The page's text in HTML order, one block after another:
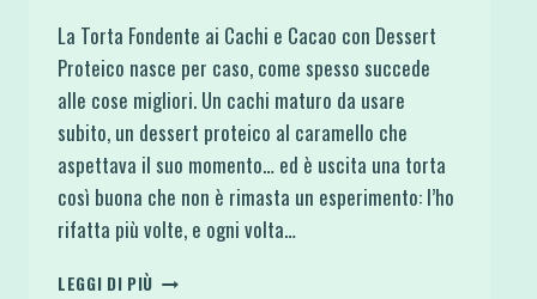
La Torta Fondente ai Cachi e Cacao con Dessert
Proteico nasce per caso, come spesso succede
alle cose migliori. Un cachi maturo da usare
subito, un dessert proteico al caramello che
aspettava il suo momento… ed è uscita una torta
così buona che non è rimasta un esperimento: l’ho
rifatta più volte, e ogni volta…
LEGGI DI PIÙ TORTA